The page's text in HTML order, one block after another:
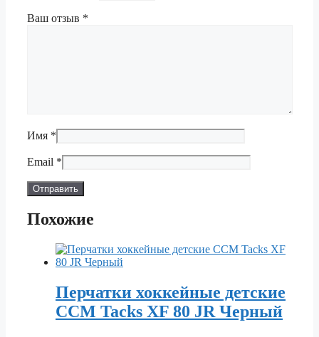
Ваш отзыв *
Имя *
Email *
Похожие
Перчатки хоккейные детские
CCM Tacks XF 80 JR Черный